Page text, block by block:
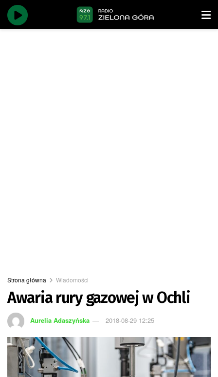
Strona główna Wiadomości
Awaria rury gazowej w Ochli
Aurelia Adaszyńska 2018-08-29 12:25